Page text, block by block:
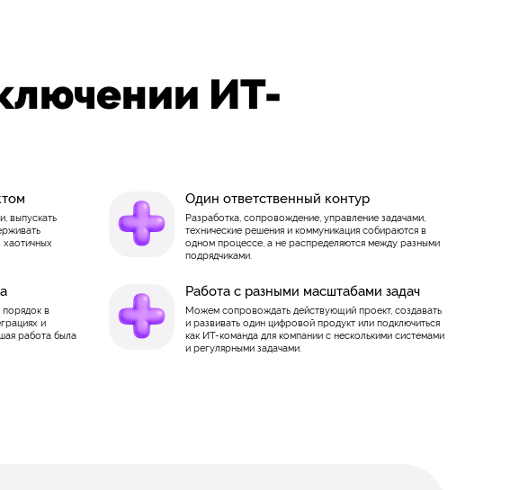
ИТ-
выпускать
хаотичных
Один ответственный контур
Разработка, сопровождение, управление задачами,
технические решения и коммуникация собираются в
одном процессе, а не распределяются между разными
подрядчиками.
в
и
работа была
Работа с разными масштабами задач
Можем сопровождать действующий проект, создавать
и развивать один цифровой продукт или подключиться
как ИТ-команда для компании с несколькими системами
и регулярными задачами.